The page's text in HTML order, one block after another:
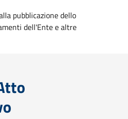
pubblicazione dello
dell'Ente e altre